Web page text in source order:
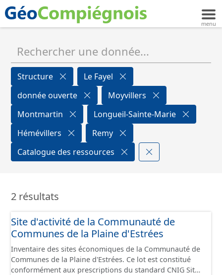
Structure
Le Fayel
donnée ouverte
Moyvillers
Montmartin
Longueil-Sainte-Marie
Hémévillers
Remy
Catalogue des ressources
2 résultats
Site d'activité de la Communauté de
Communes de la Plaine d'Estrées
Inventaire des sites économiques de la Communauté de
Communes de la Plaine d'Estrées. Ce lot est constitué
conformément aux prescriptions du standard CNIG Sites